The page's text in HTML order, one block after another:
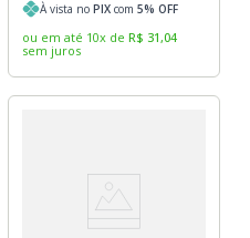
À vista no PIX com 5% OFF
ou em até 10x de R$ 31,04
sem juros